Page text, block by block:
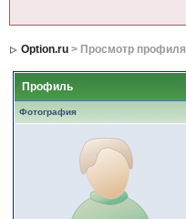
Option.ru> Просмотр профиля
Профиль
Фотография